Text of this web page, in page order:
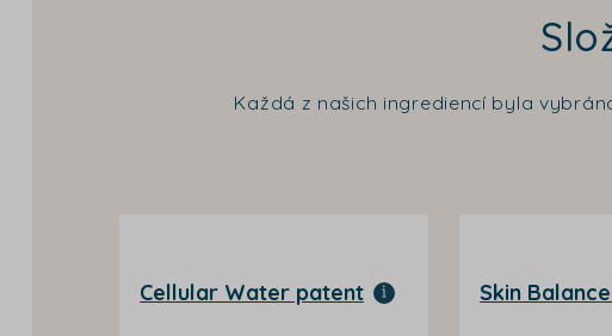
Každá z našich ingrediencí byla
Cellular Water patent Skin